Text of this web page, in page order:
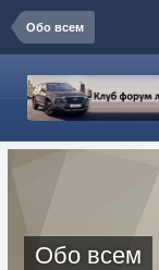
Обо всем
Обо всем